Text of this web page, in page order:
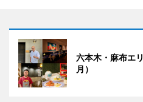
六本木・麻布エ
月）